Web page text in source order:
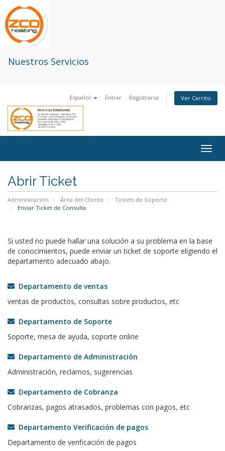
Nuestros Servicios
Español Entrar Registrarse Ver Carrito
Abrir Ticket
Administración Área del Cliente
Tickets de Soporte
Enviar Ticket de Consulta
Si usted no puede hallar una solución a su problema en la base
de conocimientos, puede enviar un ticket de soporte eligiendo el
departamento adecuado abajo.
Departamento de ventas
ventas de productos, consultas sobre productos, etc
Departamento de Soporte
Soporte, mesa de ayuda, soporte online
Departamento de Administración
Administración, reclamos, sugerencias
Departamento de Cobranza
Cobranzas, pagos atrasados, problemas con pagos, etc
Departamento Verificación de pagos
Departamento de verificación de pagos